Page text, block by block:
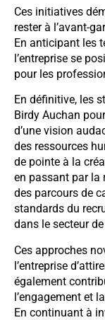
Ces initiatives
rester à l’avant-
En anticipant les
l’entreprise se
pour les
En définitive, les
Birdy Auchan
d’une vision
des ressources
de pointe à la
en passant par la
des parcours de
standards du
dans le secteur
Ces approches
l’entreprise
également
l’engagement et
En continuant à